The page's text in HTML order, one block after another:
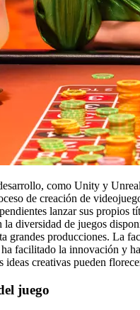
como Unity y
de creación de
lanzar sus propios
la diversidad de juegos
grandes producciones. La
ha facilitado la innovación y
ideas creativas pueden
juego